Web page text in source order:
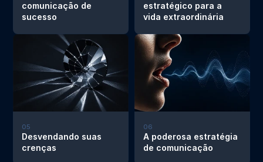
comunicação de
sucesso
estratégico para a
vida extraordinária
05
Desvendando suas
crenças
06
A poderosa estratégia
de comunicação